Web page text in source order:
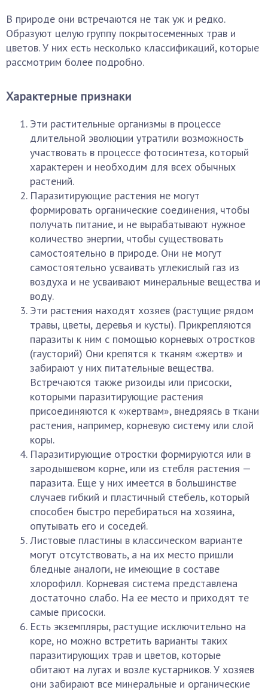
В природе они встречаются не так уж и редко.
Образуют целую группу покрытосеменных трав и
цветов. У них есть несколько классификаций, которые
рассмотрим более подробно.
Характерные признаки
Эти растительные организмы в процессе
длительной эволюции утратили возможность
участвовать в процессе фотосинтеза, который
характерен и необходим для всех обычных
растений.
Паразитирующие растения не могут
формировать органические соединения, чтобы
получать питание, и не вырабатывают нужное
количество энергии, чтобы существовать
самостоятельно в природе. Они не могут
самостоятельно усваивать углекислый газ из
воздуха и не усваивают минеральные вещества и
воду.
Эти растения находят хозяев (растущие рядом
травы, цветы, деревья и кусты). Прикрепляются
паразиты к ним с помощью корневых отростков
(гаусторий) Они крепятся к тканям «жертв» и
забирают у них питательные вещества.
Встречаются также ризоиды или присоски,
которыми паразитирующие растения
присоединяются к «жертвам», внедряясь в ткани
растения, например, корневую систему или слой
коры.
Паразитирующие отростки формируются или в
зародышевом корне, или из стебля растения —
паразита. Еще у них имеется в большинстве
случаев гибкий и пластичный стебель, который
способен быстро перебираться на хозяина,
опутывать его и соседей.
Листовые пластины в классическом варианте
могут отсутствовать, а на их место пришли
бледные аналоги, не имеющие в составе
хлорофилл. Корневая система представлена
достаточно слабо. На ее место и приходят те
самые присоски.
Есть экземпляры, растущие исключительно на
коре, но можно встретить варианты таких
паразитирующих трав и цветов, которые
обитают на лугах и возле кустарников. У хозяев
они забирают все минеральные и органические